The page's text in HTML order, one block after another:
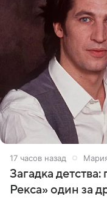
17 часов назад
Загадка
Рекса» один за